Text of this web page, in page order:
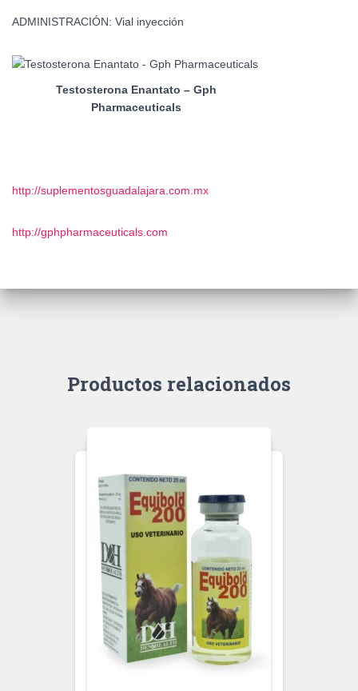
ADMINISTRACIÓN: Vial inyección
Testosterona Enantato – Gph
Pharmaceuticals
http://suplementosguadalajara.com.mx
http://gphpharmaceuticals.com
Productos relacionados